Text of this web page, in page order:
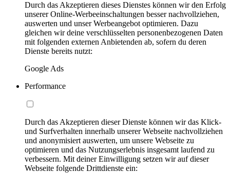
Durch das Akzeptieren dieses Dienstes können wir den Erfolg
unserer Online-Werbeeinschaltungen besser nachvollziehen,
auswerten und unser Werbeangebot optimieren. Dazu
gleichen wir deine verschlüsselten personenbezogenen Daten
mit folgenden externen Anbietenden ab, sofern du deren
Dienste bereits nutzt:
Google Ads
Performance
Durch das Akzeptieren dieser Dienste können wir das Klick-
und Surfverhalten innerhalb unserer Webseite nachvollziehen
und anonymisiert auswerten, um unsere Webseite zu
optimieren und das Nutzungserlebnis insgesamt laufend zu
verbessern. Mit deiner Einwilligung setzen wir auf dieser
Webseite folgende Drittdienste ein: